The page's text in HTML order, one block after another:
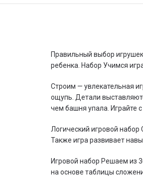
Правильный выбор
ребенка. Набор Учимся
Строим — увлекательная
ощупь. Детали
чем башня упала. Играйте
Логический игровой
Также игра развивает
Игровой набор Решаем из
на основе таблицы